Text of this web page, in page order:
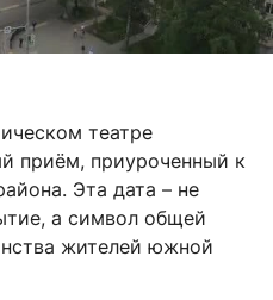
театре
приём, приуроченный к
Эта дата – не
а символ общей
жителей южной